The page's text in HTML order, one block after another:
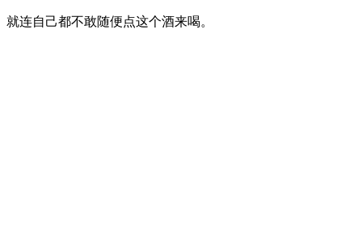
就连自己都不敢随便点这个酒来喝。